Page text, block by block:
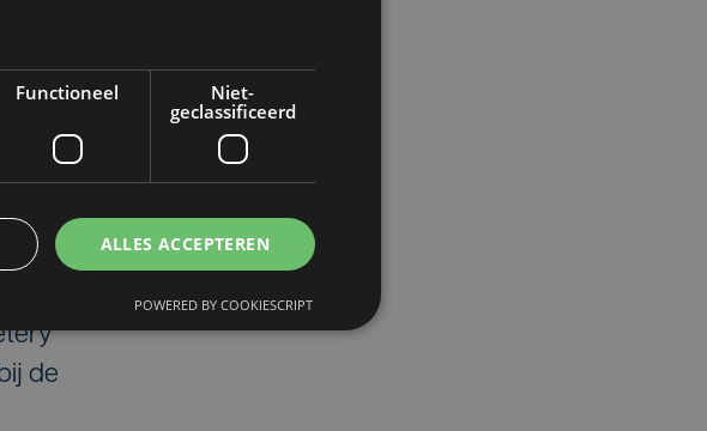
rond het
Pilkem
de
Functioneel
Niet-
geclassificeerd
ALLES ACCEPTEREN
POWERED BY COOKIESCRIPT